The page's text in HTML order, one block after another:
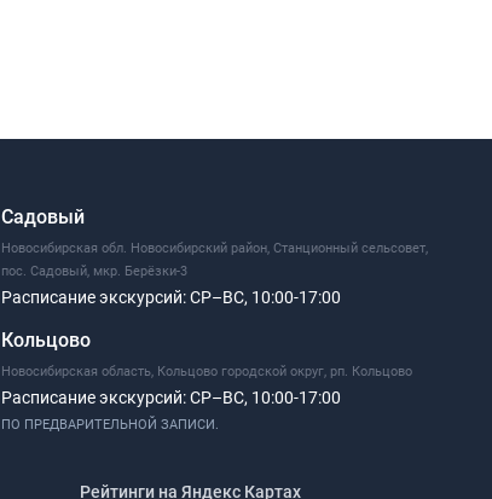
Садовый
Новосибирская обл. Новосибирский район, Станционный сельсовет,
пос. Садовый, мкр. Берёзки-3
Расписание экскурсий:СР–ВС, 10:00-17:00
Кольцово
Новосибирская область, Кольцово городской округ, рп. Кольцово
Расписание экскурсий:СР–ВС, 10:00-17:00
ПО ПРЕДВАРИТЕЛЬНОЙ ЗАПИСИ.
Рейтинги на Яндекс Картах